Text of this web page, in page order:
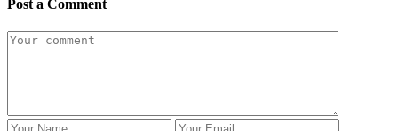
Post a Comment